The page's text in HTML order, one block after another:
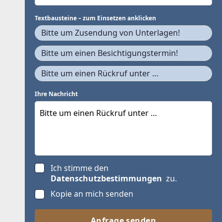
Textbausteine – zum Einsetzen anklicken
Bitte um Zusendung von Unterlagen!
Bitte um einen Besichtigungstermin!
Bitte um einen Rückruf unter …
Ihre Nachricht
Ich stimme den
Datenschutzbestimmungen zu.
Kopie an mich senden